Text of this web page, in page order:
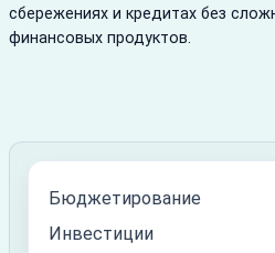
сбережениях и кредитах без
финансовых продуктов.
Бюджетирование
Инвестиции